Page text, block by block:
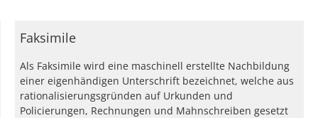
Faksimile
Als Faksimile wird eine maschinell erstellte Nachbildung
einer eigenhändigen Unterschrift bezeichnet, welche aus
rationalisierungsgründen auf Urkunden und
Policierungen, Rechnungen und Mahnschreiben gesetzt